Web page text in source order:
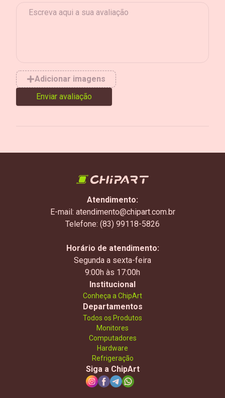
Adicionar imagens
Enviar avaliação
Atendimento:
E-mail: atendimento@chipart.com.br
Telefone: (83) 99118-5826
Horário de atendimento:
Segunda a sexta-feira
9:00h às 17:00h
Institucional
Conheça a ChipArt
Departamentos
Todos os Produtos
Monitores
Computadores
Hardware
Refrigeração
Siga a ChipArt